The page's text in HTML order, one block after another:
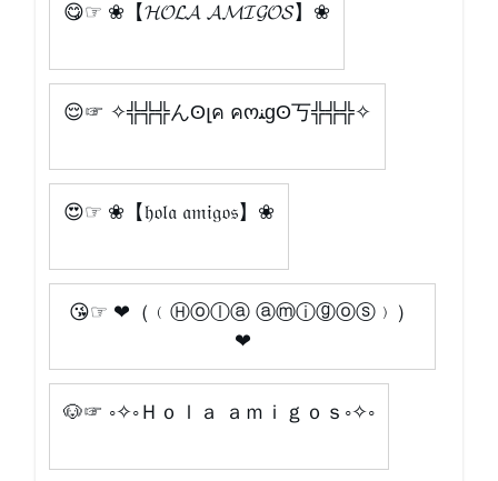
😋☞ ❀【𝓗𝓞𝓛𝓐 𝓐𝓜𝓘𝓖𝓞𝓢】❀
😌☞ ✧╬╬╬んʘլค คოﻨgʘ丂╬╬╬✧
😍☞ ❀【𝔥𝔬𝔩𝔞 𝔞𝔪𝔦𝔤𝔬𝔰】❀
😘☞ ❤（﹙Ⓗⓞⓛⓐ ⓐⓜⓘⓖⓞⓢ﹚）
❤
🐶☞ ◦✧◦Ｈｏｌａ ａｍｉｇｏｓ◦✧◦